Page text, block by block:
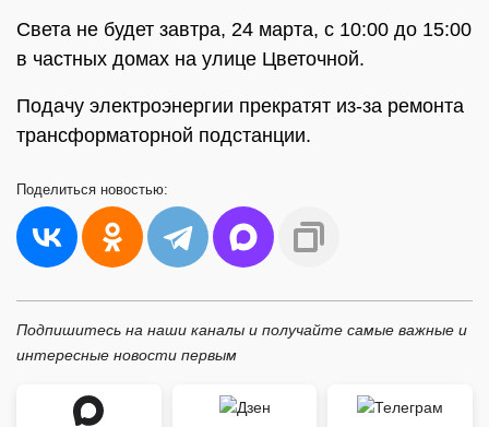
Света не будет завтра, 24 марта, с 10:00 до 15:00
в частных домах на улице Цветочной.
Подачу электроэнергии прекратят из-за ремонта
трансформаторной подстанции.
Поделиться новостью:
Подпишитесь на наши каналы и получайте самые важные и
интересные новости первым